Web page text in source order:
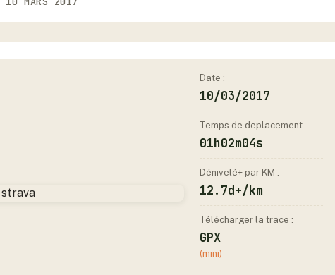
Date :
10/03/2017
Temps de deplacement
01h02m04s
Dénivelé+ par KM :
12.7d+/km
Télécharger la trace :
GPX
(mini)